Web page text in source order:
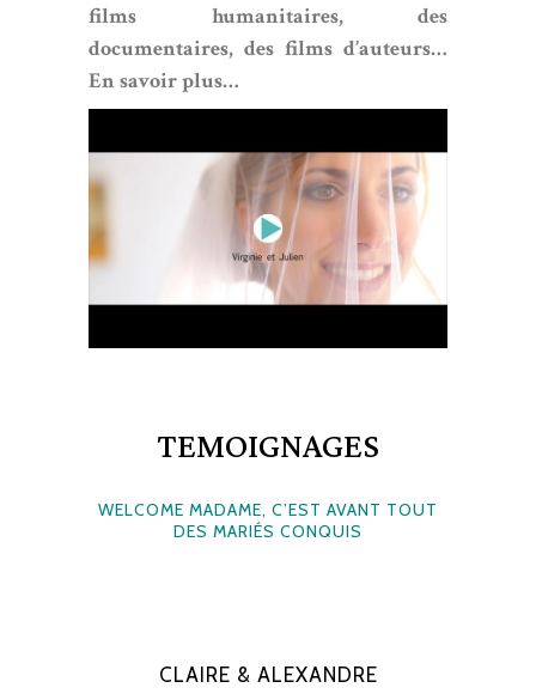
films humanitaires, des
documentaires, des films d’auteurs…
En savoir plus…
TEMOIGNAGES
WELCOME MADAME, C’EST AVANT TOUT
DES MARIÉS CONQUIS
CLAIRE & ALEXANDRE